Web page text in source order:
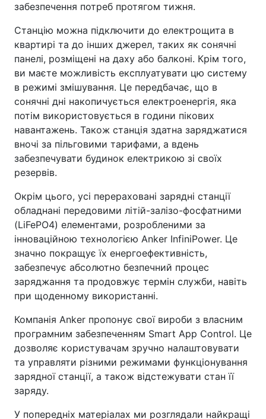
забезпечення потреб протягом тижня.
Станцію можна підключити до електрощита в
квартирі та до інших джерел, таких як сонячні
панелі, розміщені на даху або балконі. Крім того,
ви маєте можливість експлуатувати цю систему
в режимі змішування. Це передбачає, що в
сонячні дні накопичується електроенергія, яка
потім використовується в години пікових
навантажень. Також станція здатна заряджатися
вночі за пільговими тарифами, а вдень
забезпечувати будинок електрикою зі своїх
резервів.
Окрім цього, усі перераховані зарядні станції
обладнані передовими літій-залізо-фосфатними
(LiFePO4) елементами, розробленими за
інноваційною технологією Anker InfiniPower. Це
значно покращує їх енергоефективність,
забезпечує абсолютно безпечний процес
заряджання та продовжує термін служби, навіть
при щоденному використанні.
Компанія Anker пропонує свої вироби з власним
програмним забезпеченням Smart App Control. Це
дозволяє користувачам зручно налаштовувати
та управляти різними режимами функціонування
зарядної станції, а також відстежувати стан її
заряду.
У попередніх матеріалах ми розглядали найкращі